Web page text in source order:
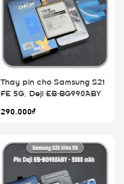
Thay pin cho Samsung S21
FE 5G, Deji EB-BG990ABY
290.000₫